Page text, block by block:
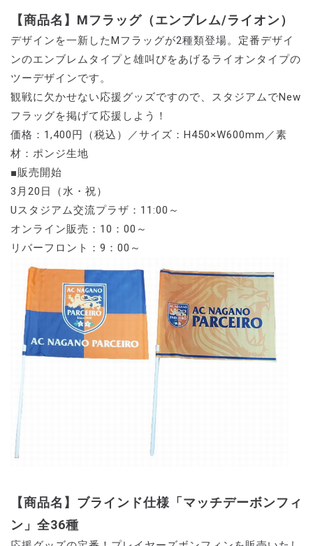
【商品名】Mフラッグ（エンブレム/ライオン）
デザインを一新したMフラッグが2種類登場。定番デザイ
ンのエンブレムタイプと雄叫びをあげるライオンタイプの
ツーデザインです。
観戦に欠かせない応援グッズですので、スタジアムでNew
フラッグを掲げて応援しよう！
価格：1,400円（税込）／サイズ：H450×W600mm／素
材：ポンジ生地
■販売開始
3月20日（水・祝）
Uスタジアム交流プラザ：11:00～
オンライン販売：10：00～
リバーフロント：9：00～
【商品名】ブラインド仕様「マッチデーボンフィ
ン」全36種